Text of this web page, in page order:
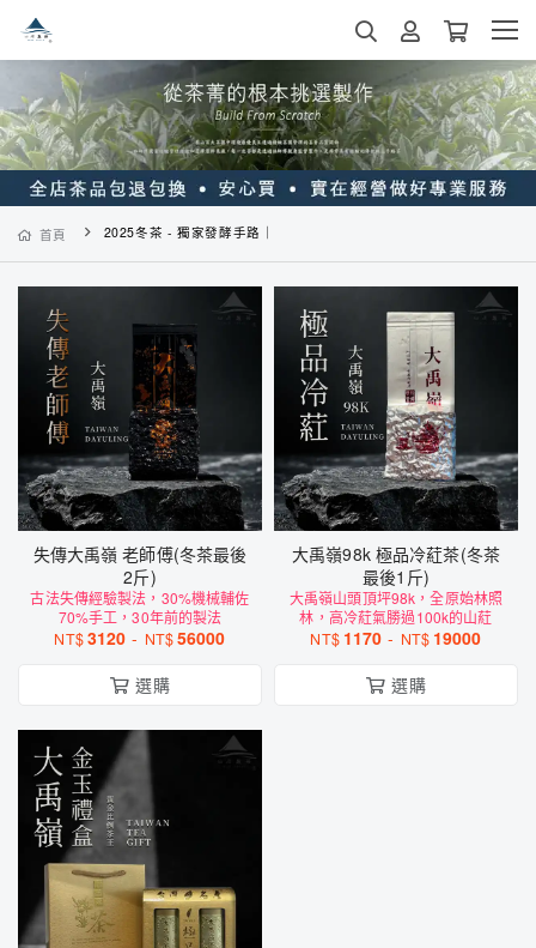
首頁 2025冬茶 - 獨家發酵手路｜
失傳大禹嶺 老師傅(冬茶最後
2斤)
古法失傳經驗製法，30%機械輔佐
70%手工，30年前的製法
NT$3120 - NT$56000
選購
大禹嶺98k 極品冷葒茶(冬茶
最後1斤)
大禹嶺山頭頂坪98k，全原始林照
林，高冷葒氣勝過100k的山葒
NT$ 1170 - NT$ 19000
選購